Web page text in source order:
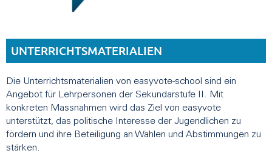
UNTERRICHTSMATERIALIEN
Die Unterrichtsmaterialien von easyvote-school sind ein
Angebot für Lehrpersonen der Sekundarstufe II. Mit
konkreten Massnahmen wird das Ziel von easyvote
unterstützt, das politische Interesse der Jugendlichen zu
fördern und ihre Beteiligung an Wahlen und Abstimmungen zu
stärken.